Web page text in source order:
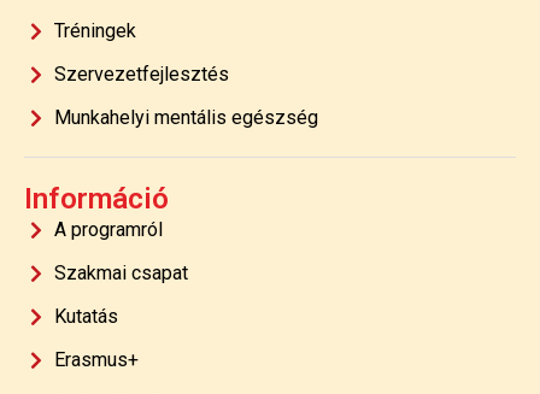
Tréningek
Szervezetfejlesztés
Munkahelyi mentális egészség
Információ
A programról
Szakmai csapat
Kutatás
Erasmus+